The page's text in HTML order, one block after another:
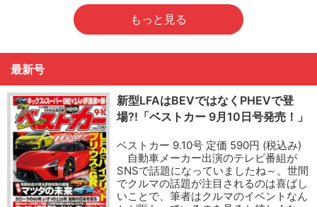
もっと見る
最新号
新型LFAはBEVではなくPHEVで登
場?!「ベストカー 9月10日号発売！」
ベストカー 9.10号 定価 590円 (税込み)
自動車メーカー出演のテレビ番組が
SNSで話題になっていましたね～。世間
でクルマの話題が注目されるのは喜ばし
いことで、筆者はクルマのイベントなん